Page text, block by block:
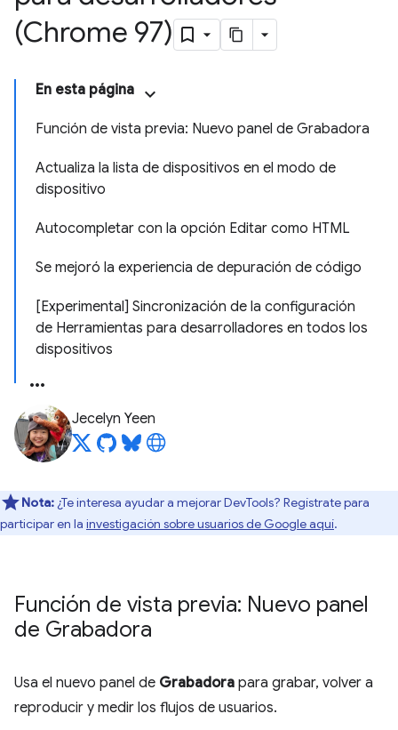
(Chrome 97)
En esta página
Función de vista previa: Nuevo panel de Grabadora
Actualiza la lista de dispositivos en el modo de
dispositivo
Autocompletar con la opción Editar como HTML
Se mejoró la experiencia de depuración de código
[Experimental] Sincronización de la configuración
de Herramientas para desarrolladores en todos los
dispositivos
Jecelyn Yeen
Nota: ¿Te interesa ayudar a mejorar DevTools? Regístrate para
participar en la investigación sobre usuarios de Google aquí.
Función de vista previa: Nuevo panel
de Grabadora
Usa el nuevo panel de Grabadora para grabar, volver a
reproducir y medir los flujos de usuarios.